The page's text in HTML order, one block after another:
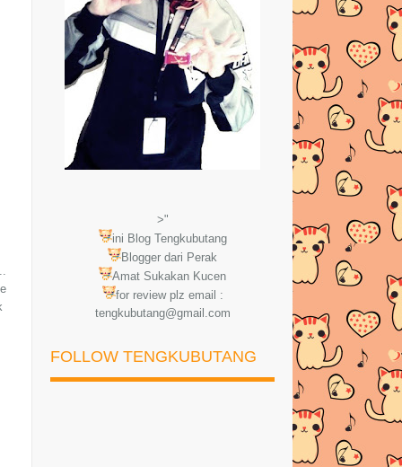
>"
ini Blog Tengkubutang
Blogger dari Perak
Amat Sukakan Kucen
for review plz email :
tengkubutang@gmail.com
FOLLOW TENGKUBUTANG